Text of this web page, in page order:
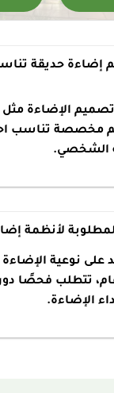
حديقة
الإضاءة مثل
مخصصة تناسب
الشخصي.
لأنظمة
على نوعية
تتطلب فحصًا
الإضاءة.